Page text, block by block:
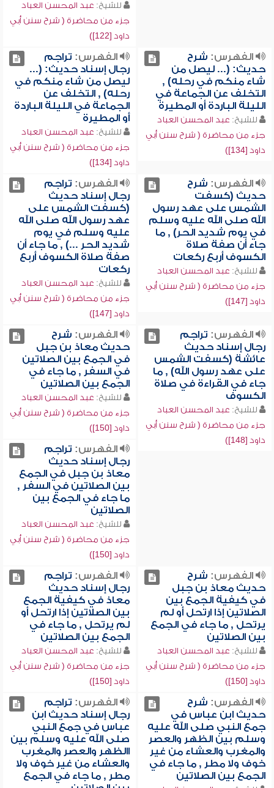
للشيخ: عبد المحسن العباد
جزء من محاضرة ( شرح سنن أبي
داود [122])
الفهرس: شرح
حديث: (... ليصل من
شاء منكم في رحله) ,
التخلف عن الجماعة في
الليلة الباردة أو المطيرة
للشيخ: عبد المحسن العباد
جزء من محاضرة ( شرح سنن أبي
داود [134])
الفهرس: تراجم
رجال إسناد حديث: (...
ليصل من شاء منكم في
رحله) , التخلف عن
الجماعة في الليلة الباردة
أو المطيرة
للشيخ: عبد المحسن العباد
جزء من محاضرة ( شرح سنن أبي
داود [134])
الفهرس: شرح
حديث (كسفت
الشمس على عهد رسول
الله صلى الله عليه وسلم
في يوم شديد الحر) , ما
جاء أن صفة صلاة
الكسوف أربع ركعات
للشيخ: عبد المحسن العباد
جزء من محاضرة ( شرح سنن أبي
داود [147])
الفهرس: تراجم
رجال إسناد حديث
(كسفت الشمس على
عهد رسول الله صلى الله
عليه وسلم في يوم
شديد الحر ...) , ما جاء أن
صفة صلاة الكسوف أربع
ركعات
للشيخ: عبد المحسن العباد
جزء من محاضرة ( شرح سنن أبي
داود [147])
الفهرس: تراجم
رجال إسناد حديث
عائشة (كسفت الشمس
على عهد رسول الله) , ما
جاء في القراءة في صلاة
الكسوف
للشيخ: عبد المحسن العباد
جزء من محاضرة ( شرح سنن أبي
داود [148])
الفهرس: شرح
حديث معاذ بن جبل
في الجمع بين الصلاتين
في السفر , ما جاء في
الجمع بين الصلاتين
للشيخ: عبد المحسن العباد
جزء من محاضرة ( شرح سنن أبي
داود [150])
الفهرس: تراجم
رجال إسناد حديث
معاذ بن جبل في الجمع
بين الصلاتين في السفر ,
ما جاء في الجمع بين
الصلاتين
للشيخ: عبد المحسن العباد
جزء من محاضرة ( شرح سنن أبي
داود [150])
الفهرس: شرح
حديث معاذ بن جبل
في كيفية الجمع بين
الصلاتين إذا ارتحل أو لم
يرتحل , ما جاء في الجمع
بين الصلاتين
للشيخ: عبد المحسن العباد
جزء من محاضرة ( شرح سنن أبي
داود [150])
الفهرس: تراجم
رجال إسناد حديث
معاذ في كيفية الجمع
بين الصلاتين إذا ارتحل أو
لم يرتحل , ما جاء في
الجمع بين الصلاتين
للشيخ: عبد المحسن العباد
جزء من محاضرة ( شرح سنن أبي
داود [150])
الفهرس: شرح
حديث ابن عباس في
جمع النبي صلى الله عليه
وسلم بين الظهر والعصر
والمغرب والعشاء من غير
خوف ولا مطر , ما جاء في
الجمع بين الصلاتين
الفهرس: تراجم
رجال إسناد حديث ابن
عباس في جمع النبي
صلى الله عليه وسلم بين
االظهر والعصر والمغرب
والعشاء من غير خوف ولا
مطر , ما جاء في الجمع